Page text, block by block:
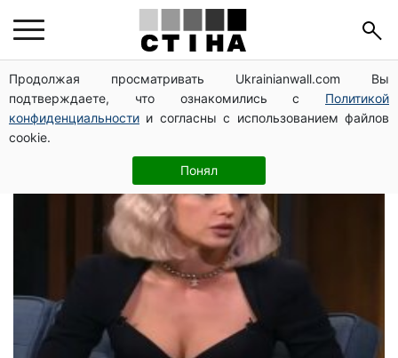
Продолжая просматривать Ukrainianwall.com Вы
подтверждаете, что ознакомились с Политикой
конфиденциальности и согласны с использованием файлов
cookie.
Понял
Настя Ивлеева